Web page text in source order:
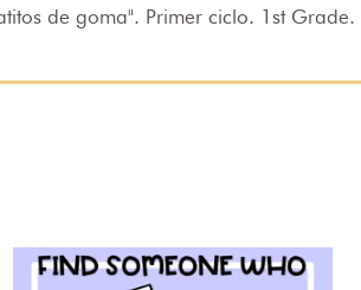
de goma". Primer ciclo. 1st Grade.